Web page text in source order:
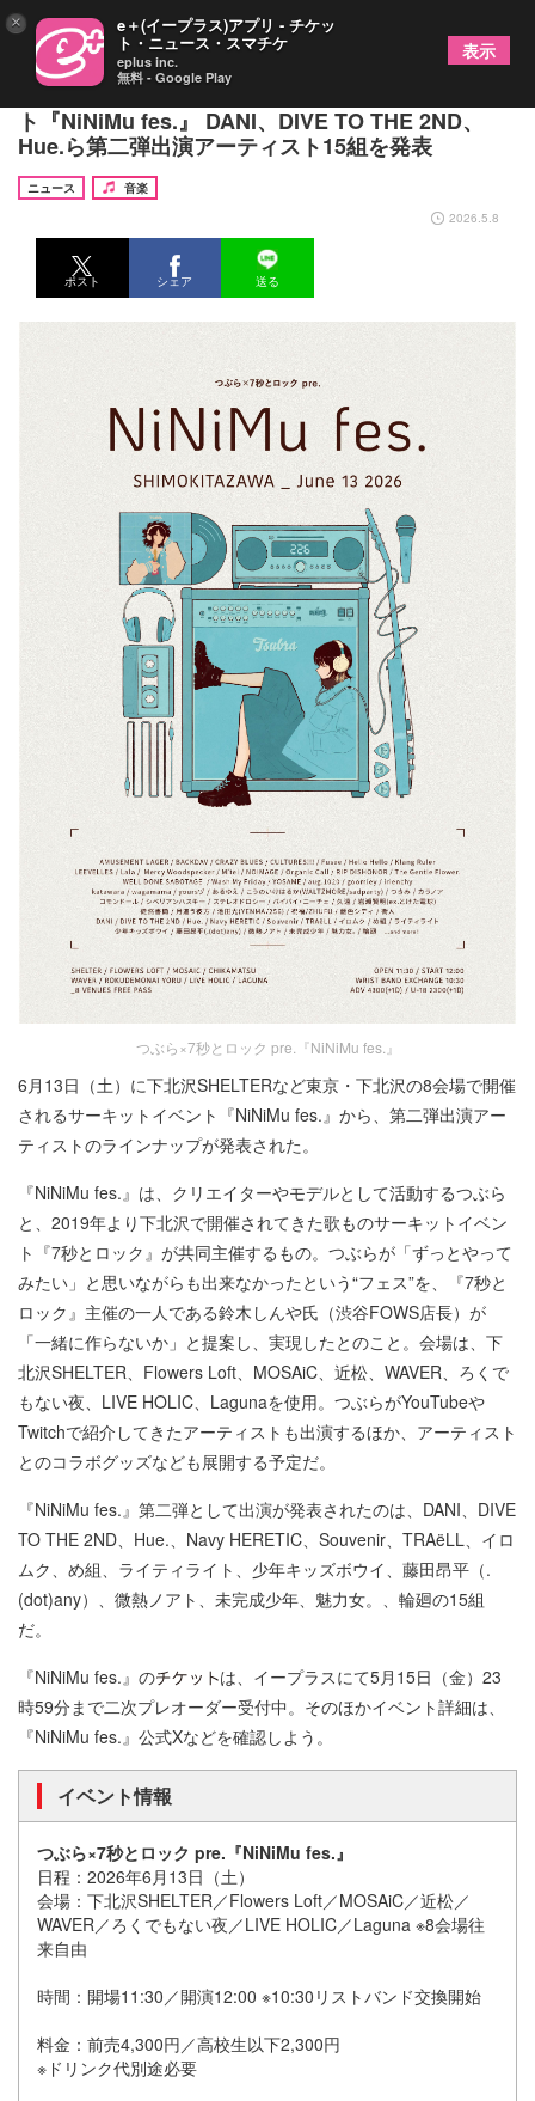
東京・下北沢8会場で開催されるサーキットイベン
ト『NiNiMu fes.』 DANI、DIVE TO THE 2ND、
Hue.ら第二弾出演アーティスト15組を発表
ニュース
音楽
2026.5.8
ポスト シェア 送る
つぶら×7秒とロック pre.『NiNiMu fes.』
6月13日（土）に下北沢SHELTERなど東京・下北沢の8会場で開催
されるサーキットイベント『NiNiMu fes.』から、第二弾出演アー
ティストのラインナップが発表された。
『NiNiMu fes.』は、クリエイターやモデルとして活動するつぶら
と、2019年より下北沢で開催されてきた歌ものサーキットイベン
ト『7秒とロック』が共同主催するもの。つぶらが「ずっとやって
みたい」と思いながらも出来なかったという“フェス”を、『7秒と
ロック』主催の一人である鈴木しんや氏（渋谷FOWS店長）が
「一緒に作らないか」と提案し、実現したとのこと。会場は、下
北沢SHELTER、Flowers Loft、MOSAiC、近松、WAVER、ろくで
もない夜、LIVE HOLIC、Lagunaを使用。つぶらがYouTubeや
Twitchで紹介してきたアーティストも出演するほか、アーティスト
とのコラボグッズなども展開する予定だ。
『NiNiMu fes.』第二弾として出演が発表されたのは、DANI、DIVE
TO THE 2ND、Hue.、Navy HERETIC、Souvenir、TRAëLL、イロ
ムク、め組、ライティライト、少年キッズボウイ、藤田昂平（.
(dot)any）、微熱ノアト、未完成少年、魅力女。、輪廻の15組
だ。
『NiNiMu fes.』の
は、イープラスにて5月15日（金）23
時59分まで二次プレオーダー受付中。そのほかイベント詳細は、
『NiNiMu fes.』公式Xなどを確認しよう。
イベント情報
つぶら×7秒とロック pre.『NiNiMu fes.』
日程：2026年6月13日（土）
会場：下北沢SHELTER／Flowers Loft／MOSAiC／近松／
WAVER／ろくでもない夜／LIVE HOLIC／Laguna ※8会場往
来自由
時間：開場11:30／開演12:00 ※10:30リストバンド交換開始
料金：前売4,300円／高校生以下2,300円
※ドリンク代別途必要
× e＋(イープラス)アプリ - チケッ
ト・ニュース・スマチケ
eplus inc.
無料 - Google Play
表示